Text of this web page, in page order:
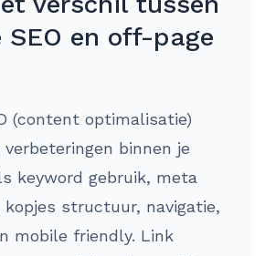
SEO en off-page
(content optimalisatie)
binnen je
keyword gebruik, meta
structuur, navigatie,
mobile friendly. Link